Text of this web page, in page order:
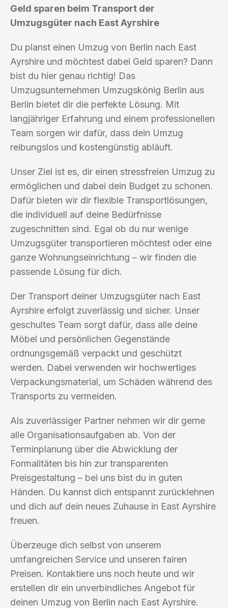
Geld sparen beim Transport der
Umzugsgüter nach East Ayrshire
Du planst einen Umzug von Berlin nach East
Ayrshire und möchtest dabei Geld sparen? Dann
bist du hier genau richtig! Das
Umzugsunternehmen Umzugskönig Berlin aus
Berlin bietet dir die perfekte Lösung. Mit
langjähriger Erfahrung und einem professionellen
Team sorgen wir dafür, dass dein Umzug
reibungslos und kostengünstig abläuft.
Unser Ziel ist es, dir einen stressfreien Umzug zu
ermöglichen und dabei dein Budget zu schonen.
Dafür bieten wir dir flexible Transportlösungen,
die individuell auf deine Bedürfnisse
zugeschnitten sind. Egal ob du nur wenige
Umzugsgüter transportieren möchtest oder eine
ganze Wohnungseinrichtung – wir finden die
passende Lösung für dich.
Der Transport deiner Umzugsgüter nach East
Ayrshire erfolgt zuverlässig und sicher. Unser
geschultes Team sorgt dafür, dass alle deine
Möbel und persönlichen Gegenstände
ordnungsgemäß verpackt und geschützt
werden. Dabei verwenden wir hochwertiges
Verpackungsmaterial, um Schäden während des
Transports zu vermeiden.
Als zuverlässiger Partner nehmen wir dir gerne
alle Organisationsaufgaben ab. Von der
Terminplanung über die Abwicklung der
Formalitäten bis hin zur transparenten
Preisgestaltung – bei uns bist du in guten
Händen. Du kannst dich entspannt zurücklehnen
und dich auf dein neues Zuhause in East Ayrshire
freuen.
Überzeuge dich selbst von unserem
umfangreichen Service und unseren fairen
Preisen. Kontaktiere uns noch heute und wir
erstellen dir ein unverbindliches Angebot für
deinen Umzug von Berlin nach East Ayrshire.